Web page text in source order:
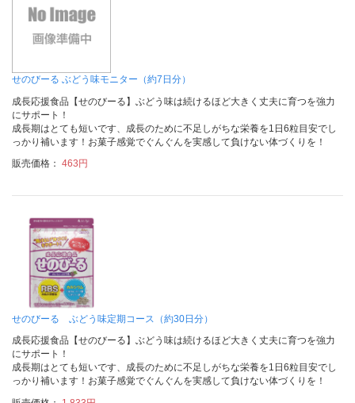
せのびーる ぶどう味モニター（約7日分）
成長応援食品【せのびーる】ぶどう味は続けるほど大きく丈夫に育つを強力
にサポート！
成長期はとても短いです、成長のために不足しがちな栄養を1日6粒目安でし
っかり補います！お菓子感覚でぐんぐんを実感して負けない体づくりを！
販売価格： 463円
せのびーる ぶどう味定期コース（約30日分）
成長応援食品【せのびーる】ぶどう味は続けるほど大きく丈夫に育つを強力
にサポート！
成長期はとても短いです、成長のために不足しがちな栄養を1日6粒目安でし
っかり補います！お菓子感覚でぐんぐんを実感して負けない体づくりを！